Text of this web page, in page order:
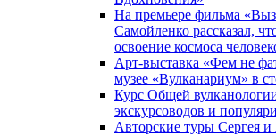
На премьере фильма
Самойленко рассказал,
освоение космоса
Арт-выставка «Фем не
музее «Вулканариум» в
Курс Общей
экскурсоводов и
Авторские туры Сергея